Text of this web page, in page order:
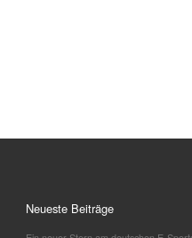
Neueste Beiträge